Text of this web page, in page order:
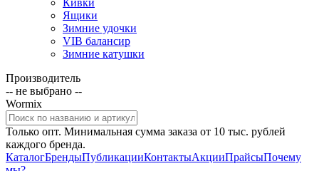
Ящики
Зимние удочки
VIB балансир
Зимние катушки
Производитель
-- не выбрано --
Wormix
Только опт. Минимальная сумма заказа от 10 тыс. рублей
каждого бренда.
КаталогБрендыПубликацииКонтактыАкцииПрайсыПочему